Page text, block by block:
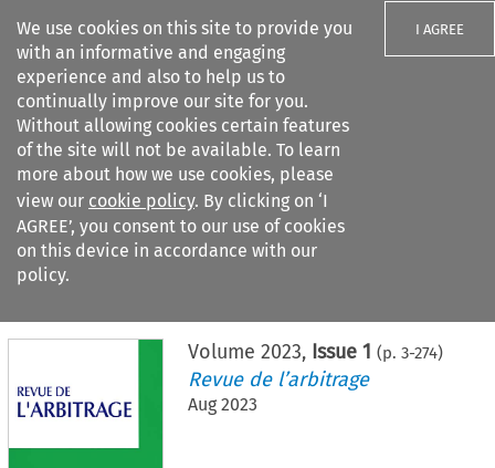
We use cookies on this site to provide you
with an informative and engaging
experience and also to help us to
continually improve our site for you.
Without allowing cookies certain features
of the site will not be available. To learn
more about how we use cookies, please
view our cookie policy. By clicking on ‘I
AGREE’, you consent to our use of cookies
on this device in accordance with our
policy.
I AGREE
Search filters
Citation search
Volume 2023, Issue 1 (p. 3-274)
Revue de l’arbitrage
Aug 2023